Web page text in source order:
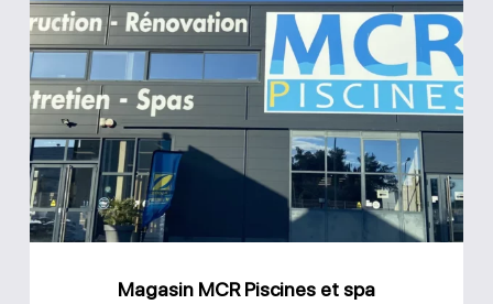
Magasin
MCR
Piscines
et
spa
Caissargues
Magasin MCR Piscines et spa